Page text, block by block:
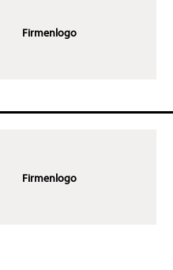
Firmenlogo
Firmenlogo